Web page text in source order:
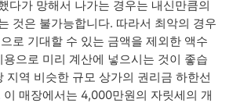
다가 망해서 나가는 경우는 내신만큼의
것은 불가능합니다. 따라서 최악의 경우
로 기대할 수 있는 금액을 제외한 액수
으로 미리 계산에 넣으시는 것이 좋습
지역 비슷한 규모 상가의 권리금 하한선
매장에서는 4,000만원의 자릿세의 개